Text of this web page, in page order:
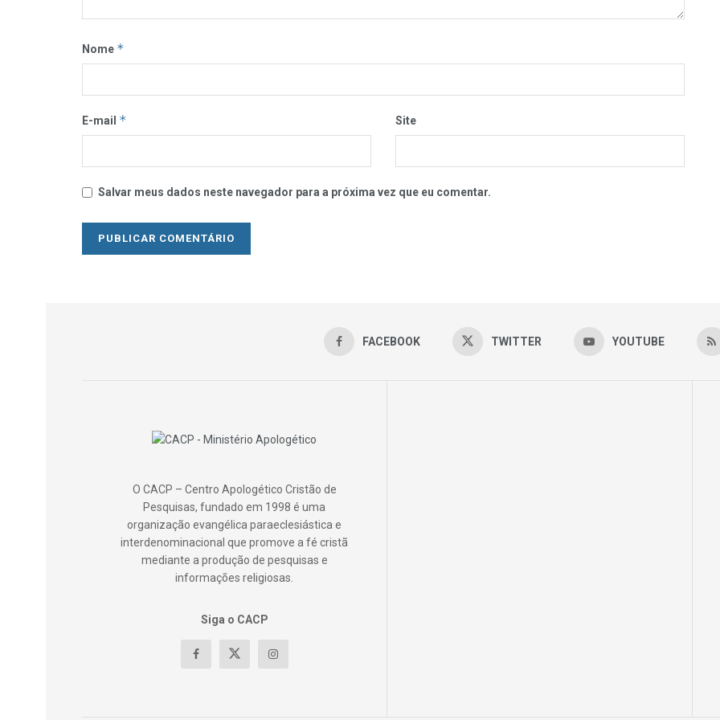
Nome *
E-mail * Site
Salvar meus dados neste navegador para a próxima vez que eu comentar.
FACEBOOK TWITTER YOUTUBE
O CACP – Centro Apologético Cristão de
Pesquisas, fundado em 1998 é uma
organização evangélica paraeclesiástica e
interdenominacional que promove a fé cristã
mediante a produção de pesquisas e
informações religiosas.
Siga o CACP